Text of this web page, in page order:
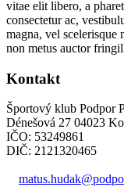
vitae elit libero, a
consectetur ac,
magna, vel scelerisque
non metus auctor
Kontakt
Športový klub Podpor
Dénešová 27 04023
IČO: 53249861
DIČ: 2121320465